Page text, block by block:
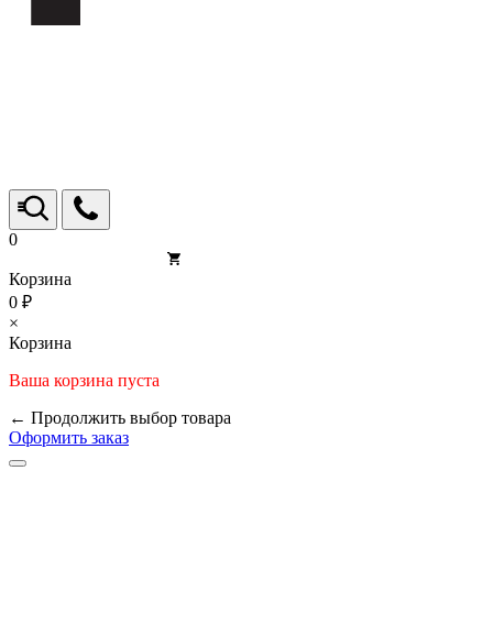
0
Корзина
0 ₽
×
Корзина
Ваша корзина пуста
← Продолжить выбор товара
Оформить заказ